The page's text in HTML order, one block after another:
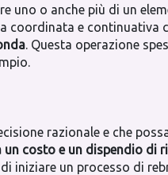
uno o anche più di un
coordinata e
. Questa operazione
razionale e che
un costo e un dispendio di
iniziare un processo di